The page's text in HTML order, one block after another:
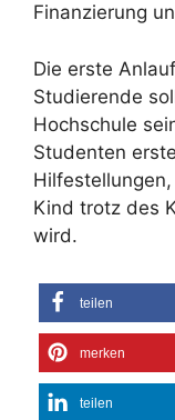
Finanzierung
Die erste
Studierende
Hochschule
Studenten
Kind trotz des
wird.
teilen
merken
teilen